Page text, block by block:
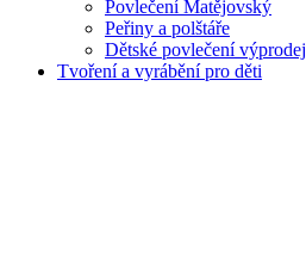
Povlečení Matějovský
Peřiny a polštáře
Dětské povlečení výprodej
Tvoření a vyrábění pro děti